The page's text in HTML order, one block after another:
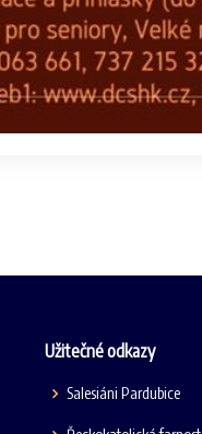
Užitečné odkazy
Salesiáni Pardubice